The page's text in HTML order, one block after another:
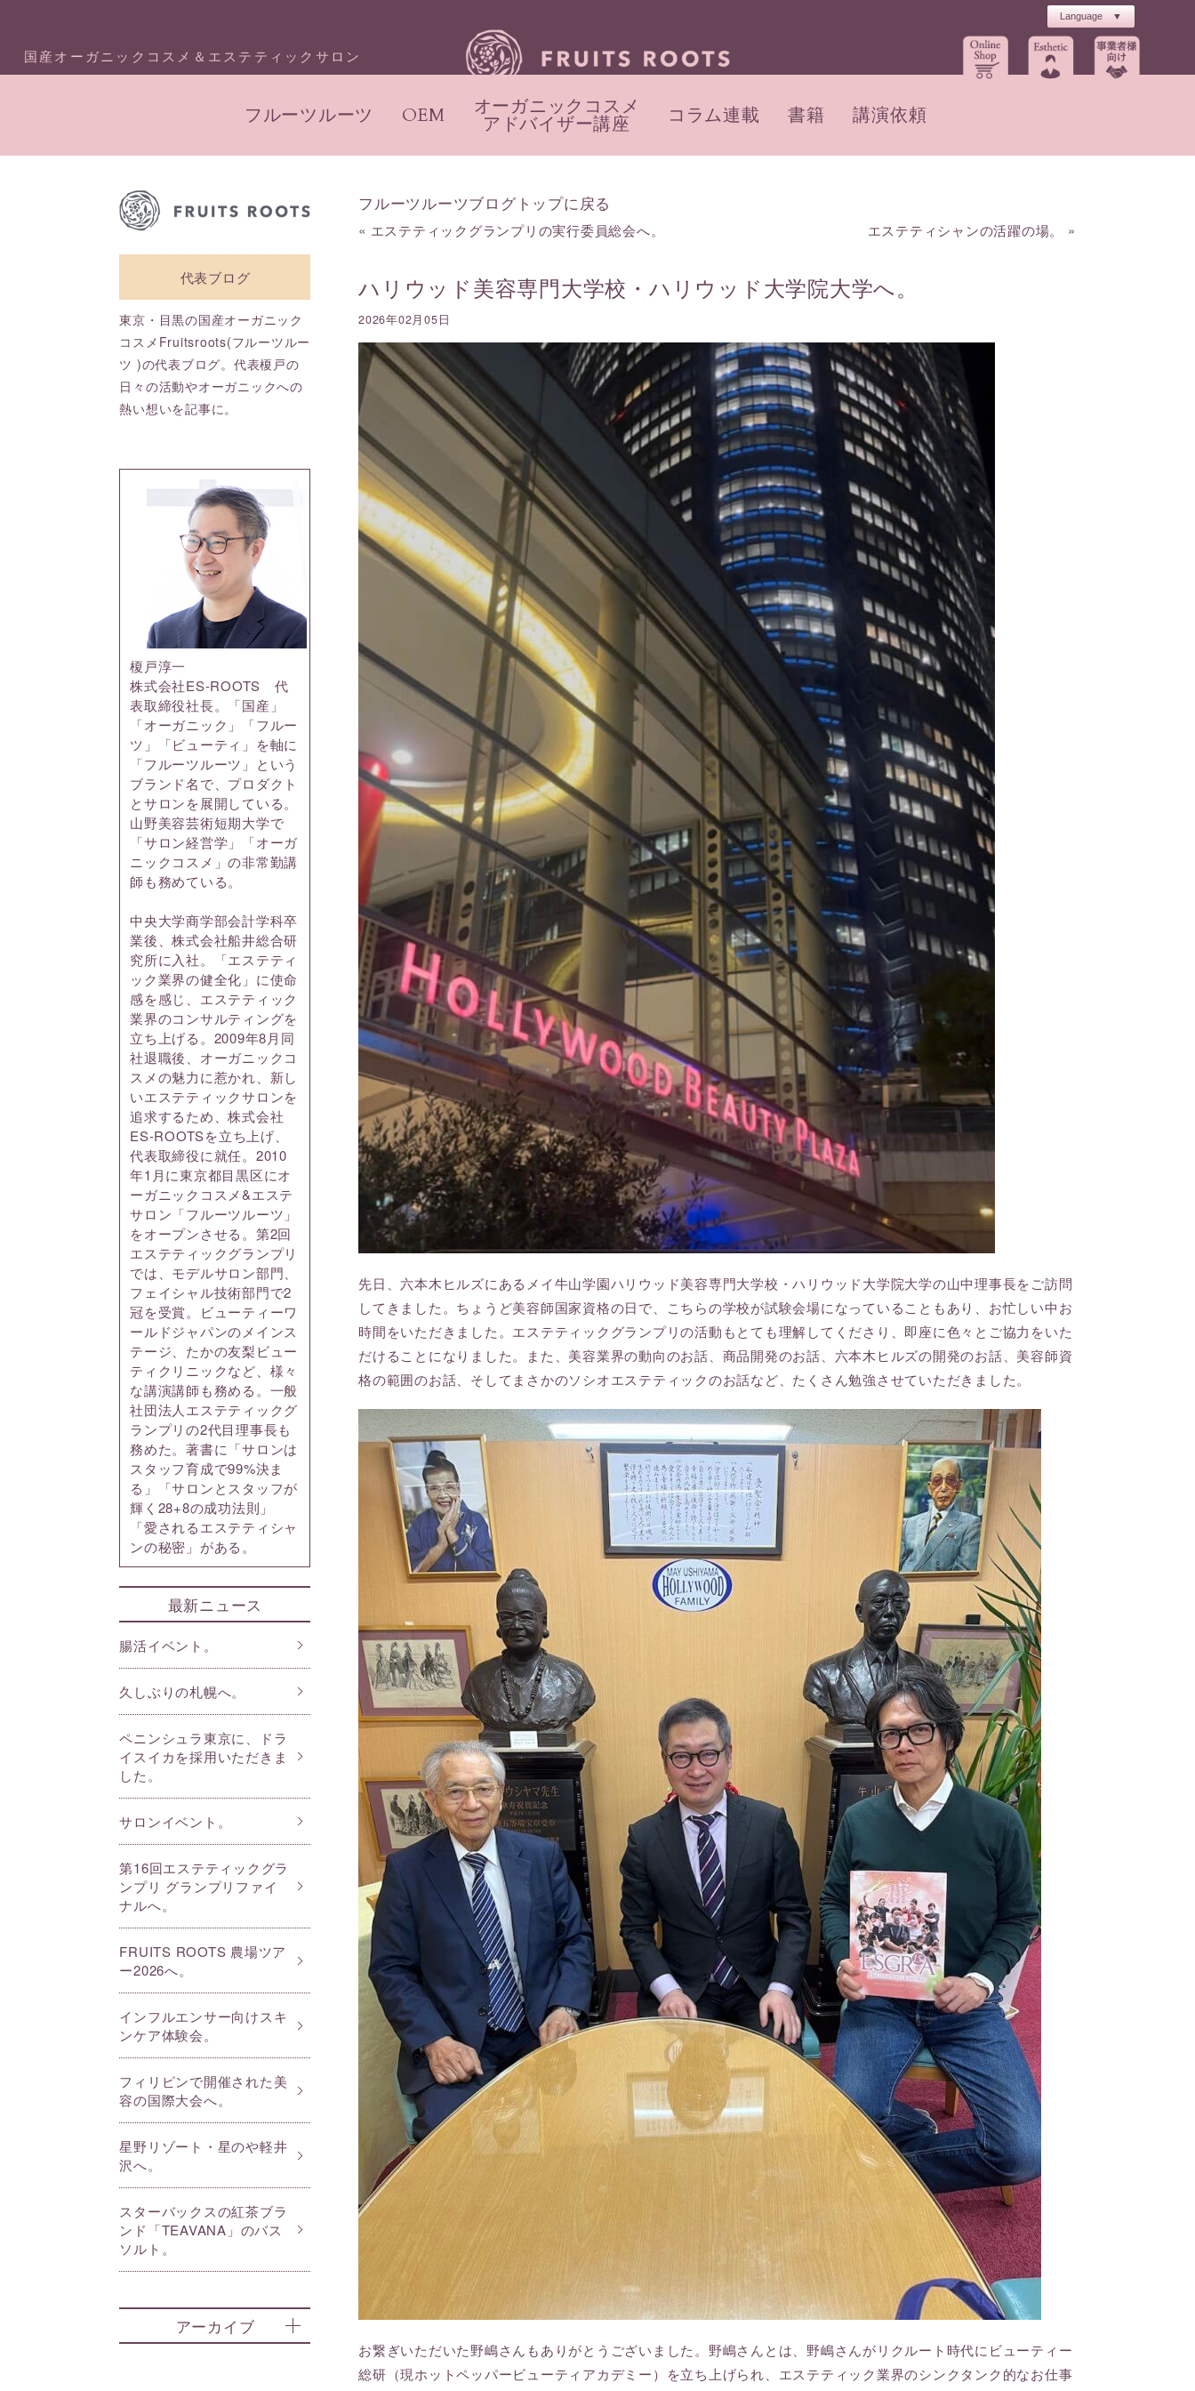
国産オーガニックコスメ＆エステティックサロン
フルーツルーツ OEM オーガニックコスメ
アドバイザー講座 コラム連載 書籍 講演依頼
フルーツルーツブログトップに戻る
« エステティックグランプリの実行委員総会へ。 エステティシャンの活躍の場。 »
ハリウッド美容専門大学校・ハリウッド大学院大学へ。
2026年02月05日
先日、六本木ヒルズにあるメイ牛山学園ハリウッド美容専門大学校・ハリウッド大学院大学の山中理事長をご訪問
してきました。ちょうど美容師国家資格の日で、こちらの学校が試験会場になっていることもあり、お忙しい中お
時間をいただきました。エステティックグランプリの活動もとても理解してくださり、即座に色々とご協力をいた
だけることになりました。また、美容業界の動向のお話、商品開発のお話、六本木ヒルズの開発のお話、美容師資
格の範囲のお話、そしてまさかのソシオエステティックのお話など、たくさん勉強させていただきました。
お繋ぎいただいた野嶋さんもありがとうございました。野嶋さんとは、野嶋さんがリクルート時代にビューティー
総研（現ホットペッパービューティアカデミー）を立ち上げられ、エステティック業界のシンクタンク的なお仕事
代表ブログ
東京・目黒の国産オーガニック
コスメFruitsroots(フルーツルー
ツ )の代表ブログ。代表榎戸の
日々の活動やオーガニックへの
熱い想いを記事に。
榎戸淳一
株式会社ES-ROOTS 代
表取締役社長。「国産」
「オーガニック」「フルー
ツ」「ビューティ」を軸に
「フルーツルーツ」という
ブランド名で、プロダクト
とサロンを展開している。
山野美容芸術短期大学で
「サロン経営学」「オーガ
ニックコスメ」の非常勤講
師も務めている。
中央大学商学部会計学科卒
業後、株式会社船井総合研
究所に入社。「エステティ
ック業界の健全化」に使命
感を感じ、エステティック
業界のコンサルティングを
立ち上げる。2009年8月同
社退職後、オーガニックコ
スメの魅力に惹かれ、新し
いエステティックサロンを
追求するため、株式会社
ES-ROOTSを立ち上げ、
代表取締役に就任。2010
年1月に東京都目黒区にオ
ーガニックコスメ&エステ
サロン「フルーツルーツ」
をオープンさせる。第2回
エステティックグランプリ
では、モデルサロン部門、
フェイシャル技術部門で2
冠を受賞。ビューティーワ
ールドジャパンのメインス
テージ、たかの友梨ビュー
ティクリニックなど、様々
な講演講師も務める。一般
社団法人エステティックグ
ランプリの2代目理事長も
務めた。著書に「サロンは
スタッフ育成で99%決ま
る」「サロンとスタッフが
輝く28+8の成功法則」
「愛されるエステティシャ
ンの秘密」がある。
最新ニュース
腸活イベント。
久しぶりの札幌へ。
ペニンシュラ東京に、ドラ
イスイカを採用いただきま
した。
サロンイベント。
第16回エステティックグラ
ンプリ グランプリファイ
ナルへ。
FRUITS ROOTS 農場ツア
ー2026へ。
インフルエンサー向けスキ
ンケア体験会。
フィリピンで開催された美
容の国際大会へ。
星野リゾート・星のや軽井
沢へ。
スターバックスの紅茶ブラ
ンド「TEAVANA」のバス
ソルト。
アーカイブ